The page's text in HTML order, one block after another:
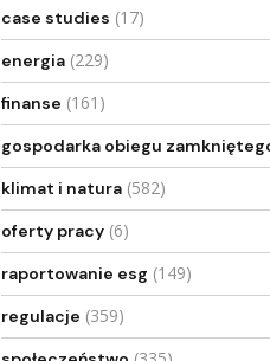
case studies (17)
energia (229)
finanse (161)
gospodarka obiegu
klimat i natura (582)
oferty pracy (6)
raportowanie esg (149)
regulacje (359)